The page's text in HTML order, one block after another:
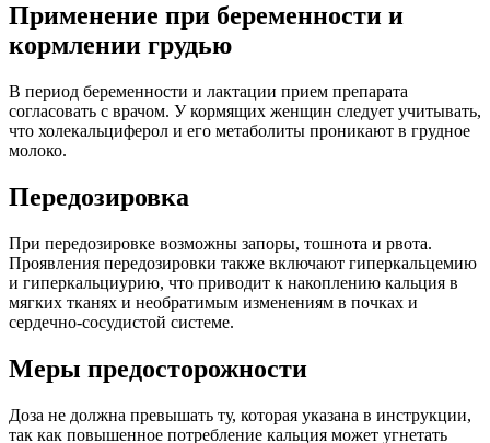
Применение при беременности и
кормлении грудью
В период беременности и лактации прием препарата
согласовать с врачом. У кормящих женщин следует учитывать,
что холекальциферол и его метаболиты проникают в грудное
молоко.
Передозировка
При передозировке возможны запоры, тошнота и рвота.
Проявления передозировки также включают гиперкальцемию
и гиперкальциурию, что приводит к накоплению кальция в
мягких тканях и необратимым изменениям в почках и
сердечно-сосудистой системе.
Меры предосторожности
Доза не должна превышать ту, которая указана в инструкции,
так как повышенное потребление кальция может угнетать